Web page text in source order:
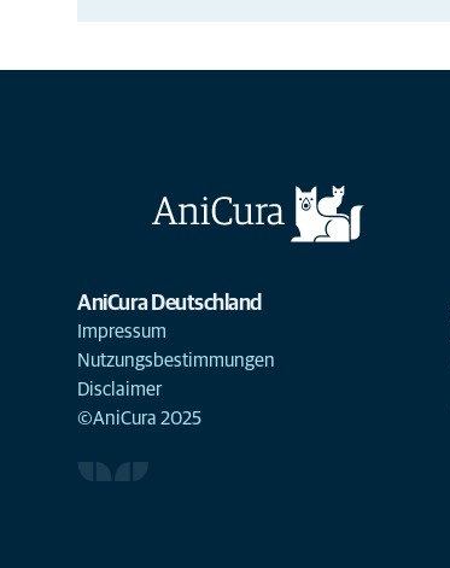
AniCura Deutschland
Impressum
Nutzungsbestimmungen
Disclaimer
©AniCura 2025